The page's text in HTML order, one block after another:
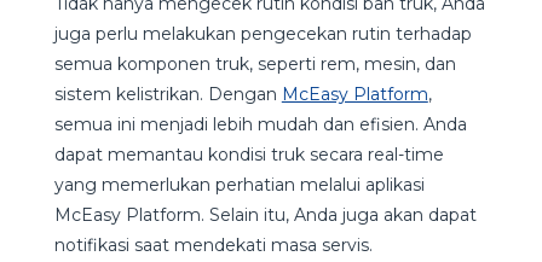
juga perlu melakukan pengecekan rutin terhadap
semua komponen truk, seperti rem, mesin, dan
sistem kelistrikan. Dengan McEasy Platform,
semua ini menjadi lebih mudah dan efisien. Anda
dapat memantau kondisi truk secara real-time
yang memerlukan perhatian melalui aplikasi
McEasy Platform. Selain itu, Anda juga akan dapat
notifikasi saat mendekati masa servis.